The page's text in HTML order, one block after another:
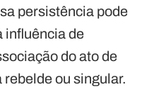
persistência pode
influência de
do ato de
ou singular.